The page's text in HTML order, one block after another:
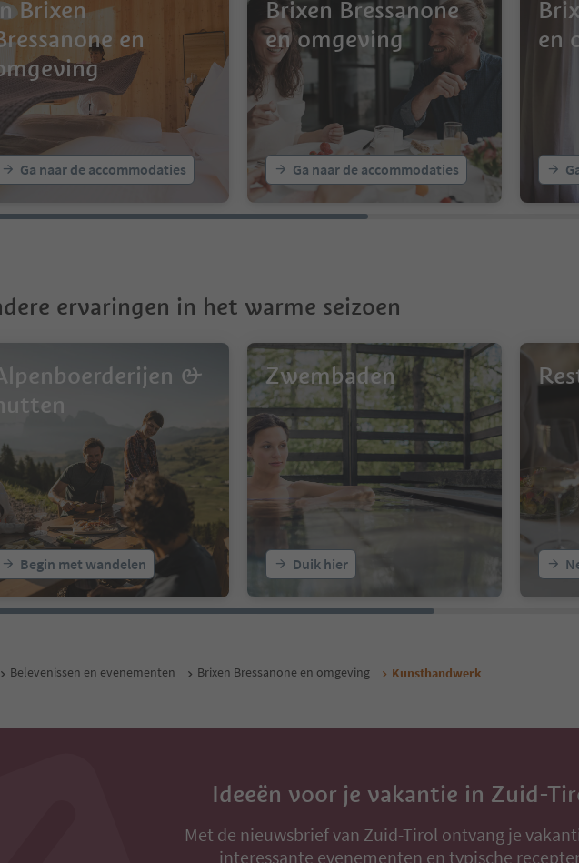
Brixen
en
Ga naar de accommodaties
Brixen Bressanone
en omgeving
Ga naar de accommodaties
en
ervaringen in het warme seizoen
&
Begin met wandelen
Zwembaden
Duik hier
Belevenissen en evenementen Brixen Bressanone en omgeving Kunsthandwerk
Ideeën voor je vakantie in Zuid-
Met de nieuwsbrief van Zuid-Tirol ontvang je
interessante evenementen en typische